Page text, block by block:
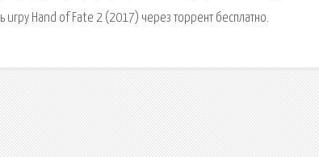
игру Hand of Fate 2 (2017) через торрент бесплатно.